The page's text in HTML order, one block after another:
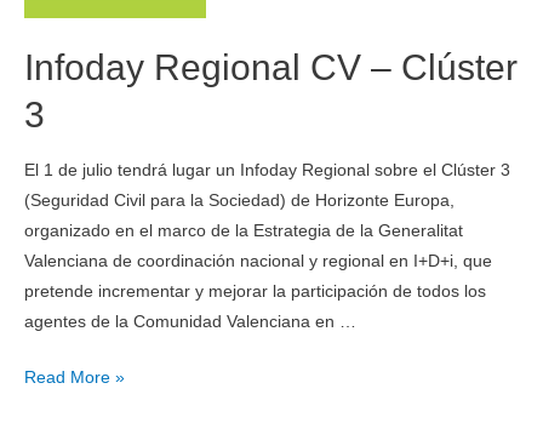
Infoday Regional CV – Clúster
3
El 1 de julio tendrá lugar un Infoday Regional sobre el Clúster 3
(Seguridad Civil para la Sociedad) de Horizonte Europa,
organizado en el marco de la Estrategia de la Generalitat
Valenciana de coordinación nacional y regional en I+D+i, que
pretende incrementar y mejorar la participación de todos los
agentes de la Comunidad Valenciana en …
Read More »